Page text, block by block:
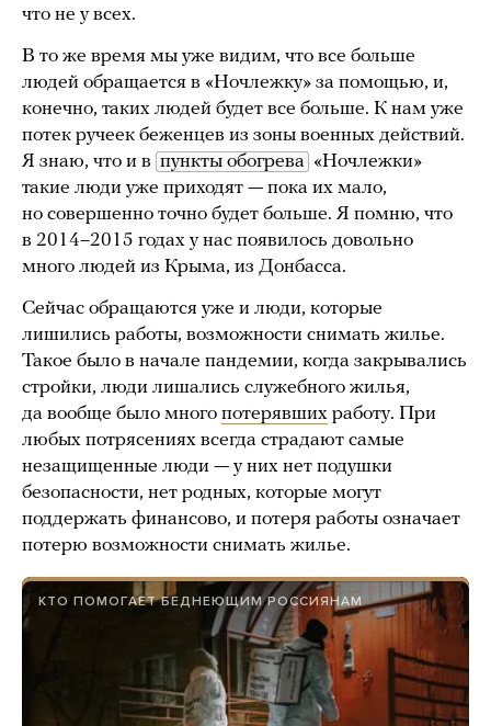
что не у всех.
В то же время мы уже видим, что все больше
людей обращается в «Ночлежку» за помощью, и,
конечно, таких людей будет все больше. К нам уже
потек ручеек беженцев из зоны военных действий.
Я знаю, что и в пункты обогрева «Ночлежки»
такие люди уже приходят — пока их мало,
но совершенно точно будет больше. Я помню, что
в 2014–2015 годах у нас появилось довольно
много людей из Крыма, из Донбасса.
Сейчас обращаются уже и люди, которые
лишились работы, возможности снимать жилье.
Такое было в начале пандемии, когда закрывались
стройки, люди лишались служебного жилья,
да вообще было много потерявших работу. При
любых потрясениях всегда страдают самые
незащищенные люди — у них нет подушки
безопасности, нет родных, которые могут
поддержать финансово, и потеря работы означает
потерю возможности снимать жилье.
КТО ПОМОГАЕТ БЕДНЕЮЩИМ РОССИЯНАМ